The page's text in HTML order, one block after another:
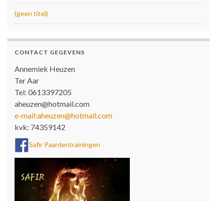
(geen titel)
CONTACT GEGEVENS
Annemiek Heuzen
Ter Aar
Tel: 0613397205
aheuzen@hotmail.com
e-mail:aheuzen@hotmail.com
kvk: 74359142
Safir Paardentrainingen